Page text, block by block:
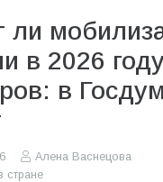
ли
в 2026
в
Алена Васнецова
стране